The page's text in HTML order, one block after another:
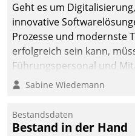
Geht es um
innovative
Prozesse und modernste
erfolgreich sein kann,
Führungspersonal und
verändern und
Sabine Wiedemann
Bestandsdaten
Bestand in der Hand